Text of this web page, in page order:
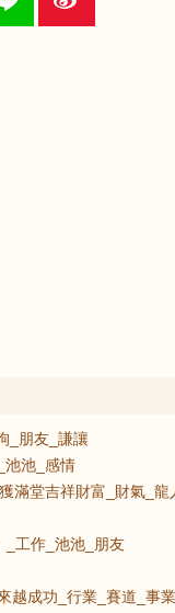
_朋友_謙讓
池池_感情
滿堂吉祥財富_財氣_龍
_工作_池池_朋友
越成功_行業_賽道_事業